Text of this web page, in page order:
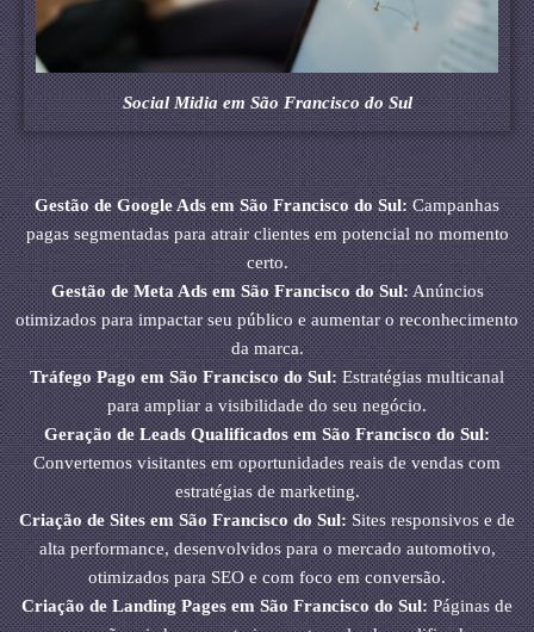
Social Midia em São Francisco do Sul
Gestão de Google Ads em São Francisco do Sul:Campanhas
pagas segmentadas para atrair clientes em potencial no momento
certo.
Gestão de Meta Ads em São Francisco do Sul:Anúncios
otimizados para impactar seu público e aumentar o reconhecimento
da marca.
Tráfego Pago em São Francisco do Sul:Estratégias multicanal
para ampliar a visibilidade do seu negócio.
Geração de Leads Qualificados em São Francisco do Sul:
Convertemos visitantes em oportunidades reais de vendas com
estratégias de marketing.
Criação de Sites em São Francisco do Sul:Sites responsivos e de
alta performance, desenvolvidos para o mercado automotivo,
otimizados para SEO e com foco em conversão.
Criação de Landing Pages em São Francisco do Sul:Páginas de